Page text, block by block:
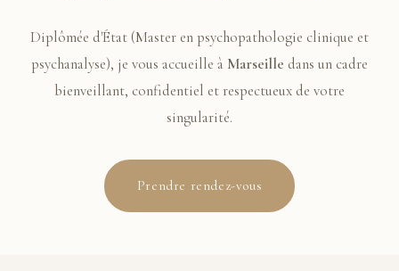
Diplômée d'État (Master en psychopathologie clinique et
psychanalyse), je vous accueille à Marseille dans un cadre
bienveillant, confidentiel et respectueux de votre
singularité.
Prendre rendez-vous